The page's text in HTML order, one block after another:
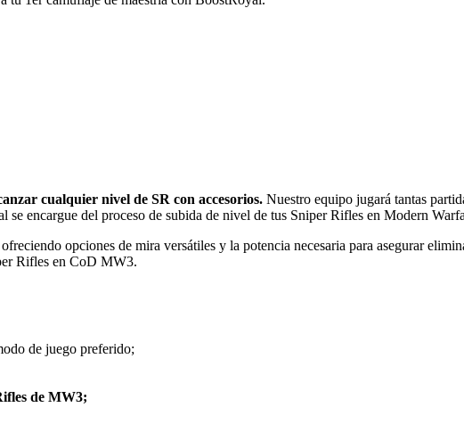
cualquier nivel de SR con accesorios. Nuestro equipo jugará tantas
encargue del proceso de subida de nivel de tus Sniper Rifles en Modern
ofreciendo opciones de mira versátiles y la potencia necesaria para asegurar
Rifles en CoD MW3.
de juego preferido;
de MW3;